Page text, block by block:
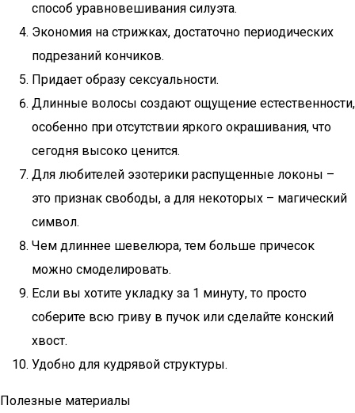
способ уравновешивания силуэта.
Экономия на стрижках, достаточно периодических
подрезаний кончиков.
Придает образу сексуальности.
Длинные волосы создают ощущение естественности,
особенно при отсутствии яркого окрашивания, что
сегодня высоко ценится.
Для любителей эзотерики распущенные локоны –
это признак свободы, а для некоторых – магический
символ.
Чем длиннее шевелюра, тем больше причесок
можно смоделировать.
Если вы хотите укладку за 1 минуту, то просто
соберите всю гриву в пучок или сделайте конский
хвост.
Удобно для кудрявой структуры.
Полезные материалы